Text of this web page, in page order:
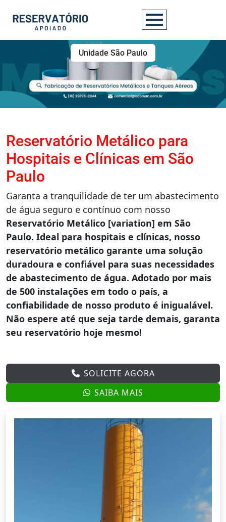
Unidade São Paulo
Reservatório Metálico para
Hospitais e Clínicas em São
Paulo
Garanta a tranquilidade de ter um abastecimento
de água seguro e contínuo com nosso
Reservatório Metálico [variation] em São
Paulo. Ideal para hospitais e clínicas, nosso
reservatório metálico garante uma solução
duradoura e confiável para suas necessidades
de abastecimento de água. Adotado por mais
de 500 instalações em todo o país, a
confiabilidade de nosso produto é inigualável.
Não espere até que seja tarde demais, garanta
seu reservatório hoje mesmo!
SOLICITE AGORA
SAIBA MAIS